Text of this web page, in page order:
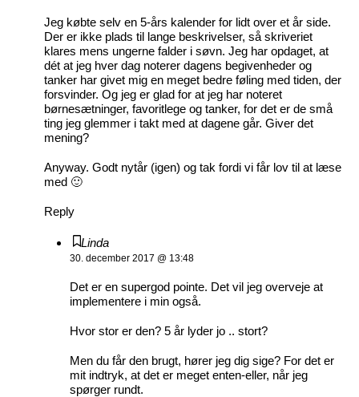
Jeg købte selv en 5-års kalender for lidt over et år side.
Der er ikke plads til lange beskrivelser, så skriveriet
klares mens ungerne falder i søvn. Jeg har opdaget, at
dét at jeg hver dag noterer dagens begivenheder og
tanker har givet mig en meget bedre føling med tiden, der
forsvinder. Og jeg er glad for at jeg har noteret
børnesætninger, favoritlege og tanker, for det er de små
ting jeg glemmer i takt med at dagene går. Giver det
mening?
Anyway. Godt nytår (igen) og tak fordi vi får lov til at læse
med 🙂
Reply
Linda
30. december 2017 @ 13:48
Det er en supergod pointe. Det vil jeg overveje at
implementere i min også.
Hvor stor er den? 5 år lyder jo .. stort?
Men du får den brugt, hører jeg dig sige? For det er
mit indtryk, at det er meget enten-eller, når jeg
spørger rundt.